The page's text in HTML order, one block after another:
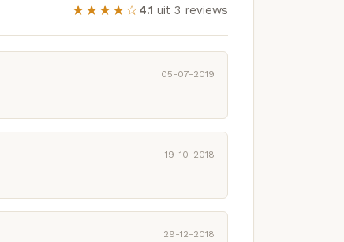
★★★★☆4.1 uit 3 reviews
05-07-2019
19-10-2018
29-12-2018